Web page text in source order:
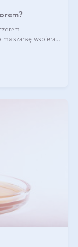
—
ma szansę wspierać